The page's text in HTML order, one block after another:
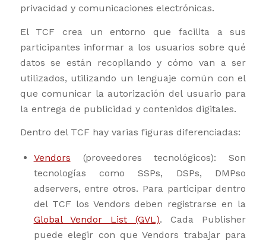
privacidad y comunicaciones electrónicas.
El TCF crea un entorno que facilita a sus
participantes informar a los usuarios sobre qué
datos se están recopilando y cómo van a ser
utilizados, utilizando un lenguaje común con el
que comunicar la autorización del usuario para
la entrega de publicidad y contenidos digitales.
Dentro del TCF hay varias figuras diferenciadas:
Vendors (proveedores tecnológicos): Son
tecnologías como SSPs, DSPs, DMPso
adservers, entre otros. Para participar dentro
del TCF los Vendors deben registrarse en la
Global Vendor List (GVL). Cada Publisher
puede elegir con que Vendors trabajar para